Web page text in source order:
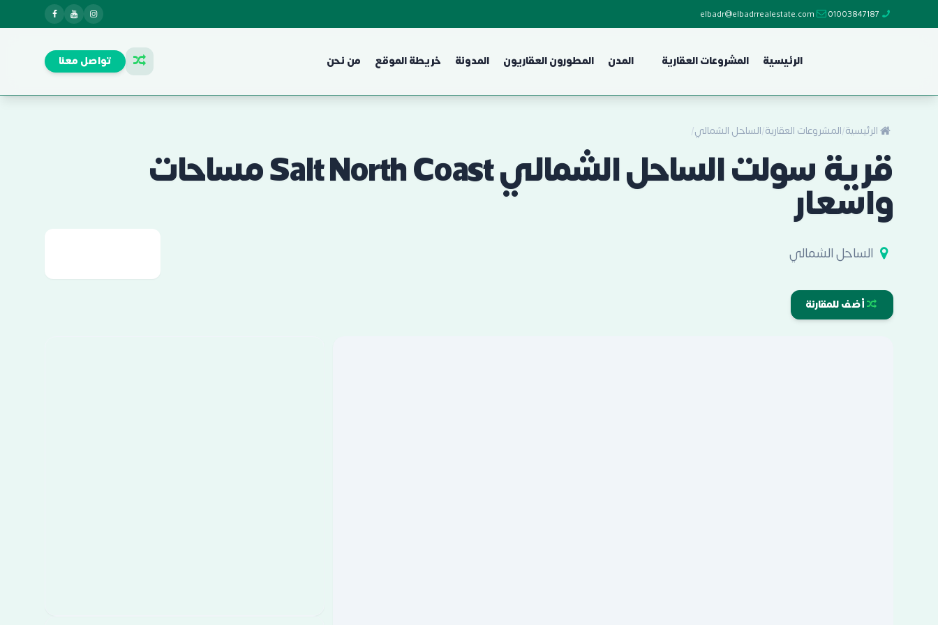
01003847187
elbadr@elbadrrealestate.com
الرئيسية المشروعات العقارية المدن المطورون العقاريون المدونة خريطة الموقع من نحن تواصل معنا
الرئيسية/المشروعات العقارية/الساحل الشمالي/
قرية سولت الساحل الشمالي Salt North Coast مساحات
واسعار
الساحل الشمالي
أضف للمقارنة